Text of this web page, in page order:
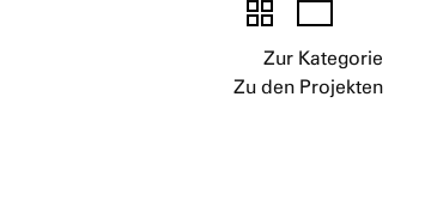
Zu
Thumbnails
Bildern
Zur Kategorie
Zu den Projekten